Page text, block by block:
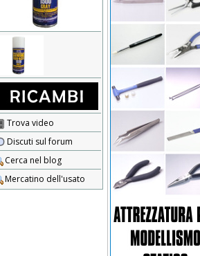
Trova video
Discuti sul forum
Cerca nel blog
Mercatino dell'usato